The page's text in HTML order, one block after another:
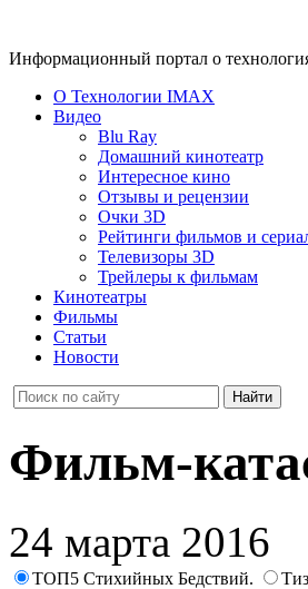
Информационный портал о
О Технологии IMAX
Видео
Blu Ray
Домашний кинотеатр
Интересное кино
Отзывы и рецензии
Очки 3D
Рейтинги фильмов и
Телевизоры 3D
Трейлеры к фильмам
Кинотеатры
Фильмы
Статьи
Новости
Фильм-
24 марта 2016
ТОП5 Стихийных Бедствий.